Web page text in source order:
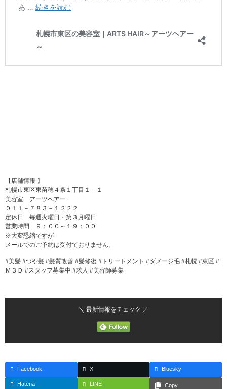
【店舗情報 】
札幌市東区東苗穂４条１丁目１－１
美容室 アーツヘアー
０１１－７８３－１２２２
定休日 毎週火曜日・第３月曜日
営業時間 ９：００～１９：００
※大変恐縮ですが
メールでのご予約は受付ておりません。
#美髪 #つや髪 #髪質改善 #髪修復 #トリートメント #ダメージ毛 #札幌 #東区 #
Ｍ３Ｄ #スタッフ募集中 #求人 #美容師募集
＼ 最新情報をチェック ／
Facebook X Bluesky
Hatena LINE Copy